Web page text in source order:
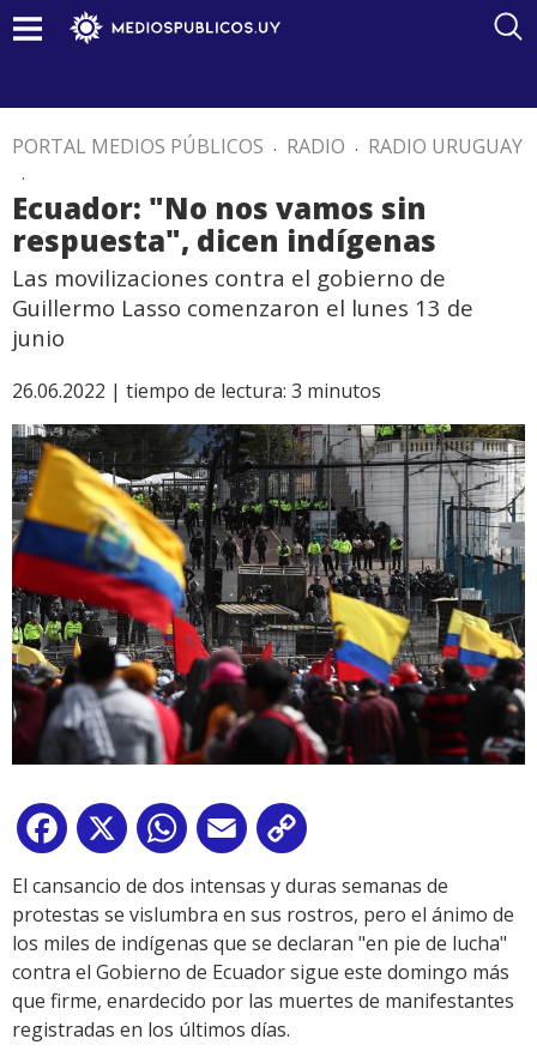
PORTAL MEDIOS PÚBLICOS . RADIO . RADIO URUGUAY
.
Ecuador: "No nos vamos sin
respuesta", dicen indígenas
Las movilizaciones contra el gobierno de
Guillermo Lasso comenzaron el lunes 13 de
junio
26.06.2022 | tiempo de lectura: 3 minutos
Facebook
X WhatsApp
Email
Link
El cansancio de dos intensas y duras semanas de
protestas se vislumbra en sus rostros, pero el ánimo de
los miles de indígenas que se declaran "en pie de lucha"
contra el Gobierno de Ecuador sigue este domingo más
que firme, enardecido por las muertes de manifestantes
registradas en los últimos días.